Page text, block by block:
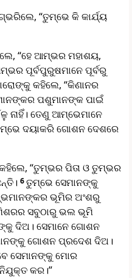
“ତୁମ୍ଭେ କି କାର୍ଯ୍ୟ
“ହେ ଆମ୍ଭର ମହାଶୟ,
ପୂର୍ବପୁରୁଷମାନେ ପୂର୍ବରୁ
କହିଲେ, “କିଣାନର
ପଶୁମାନଙ୍କ ପାଇଁ
ନାହିଁ। ତେଣୁ ଆମ୍ଭେମାନେ
ଦୟାକରି ଗୋଶନ ଦେଶରେ
“ତୁମ୍ଭର ପିତା ଓ ତୁମ୍ଭର
6ତୁମ୍ଭେ ସେମାନଙ୍କୁ
ଭୂମିର ଅଂଶରୁ
ସବୁଠାରୁ ଭଲ ଭୂମି
ଦିଅ। ସେମାନେ ଗୋଶନ
ଗୋଶନ ପ୍ରଦେଶ ଦିଅ।
ସେମାନଙ୍କୁ ମୋର
କର।”